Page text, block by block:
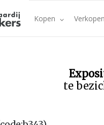
Kopen Verkopen
te